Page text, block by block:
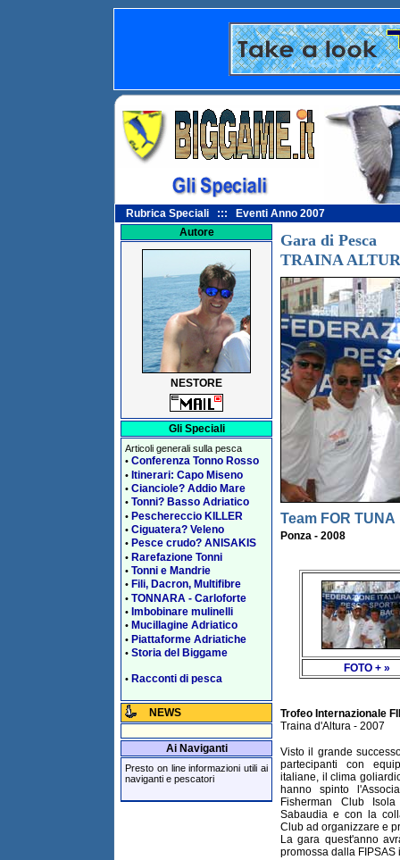
Rubrica Speciali ::: Eventi Anno 2007
Autore
NESTORE
Gli Speciali
Articoli generali sulla pesca
• Conferenza Tonno Rosso
• Itinerari: Capo Miseno
• Cianciole? Addio Mare
• Tonni? Basso Adriatico
• Peschereccio KILLER
• Ciguatera? Veleno
• Pesce crudo? ANISAKIS
• Rarefazione Tonni
• Tonni e Mandrie
• Fili, Dacron, Multifibre
• TONNARA - Carloforte
• Imbobinare mulinelli
• Mucillagine Adriatico
• Piattaforme Adriatiche
• Storia del Biggame
• Racconti di pesca
NEWS
Ai Naviganti
Presto on line informazioni utili ai
naviganti e pescatori
Gara di Pesca
TRAINA
Team FOR TUNA
Ponza - 2008
FOTO + »
Trofeo Internazionale
Traina d'Altura - 2007
Visto il grande
partecipanti con
italiane, il clima
hanno spinto
Fisherman Club
Sabaudia e con la
Club ad organizzare e
La gara quest'anno
promossa dalla